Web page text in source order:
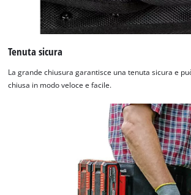
Tenuta sicura
La grande chiusura garantisce una tenuta sicura e
chiusa in modo veloce e facile.